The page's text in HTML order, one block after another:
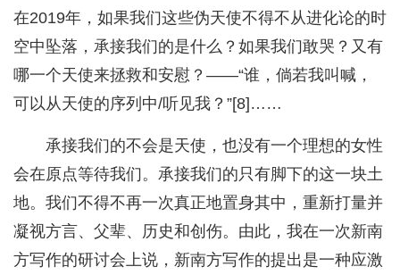
在2019年，如果我们这些伪天使不得不从进化论的时
空中坠落，承接我们的是什么？如果我们敢哭？又有
哪一个天使来拯救和安慰？——“谁，倘若我叫喊，
可以从天使的序列中/听见我？”[8]……
承接我们的不会是天使，也没有一个理想的女性
会在原点等待我们。承接我们的只有脚下的这一块土
地。我们不得不再一次真正地置身其中，重新打量并
凝视方言、父辈、历史和创伤。由此，我在一次新南
方写作的研讨会上说，新南方写作的提出是一种应激